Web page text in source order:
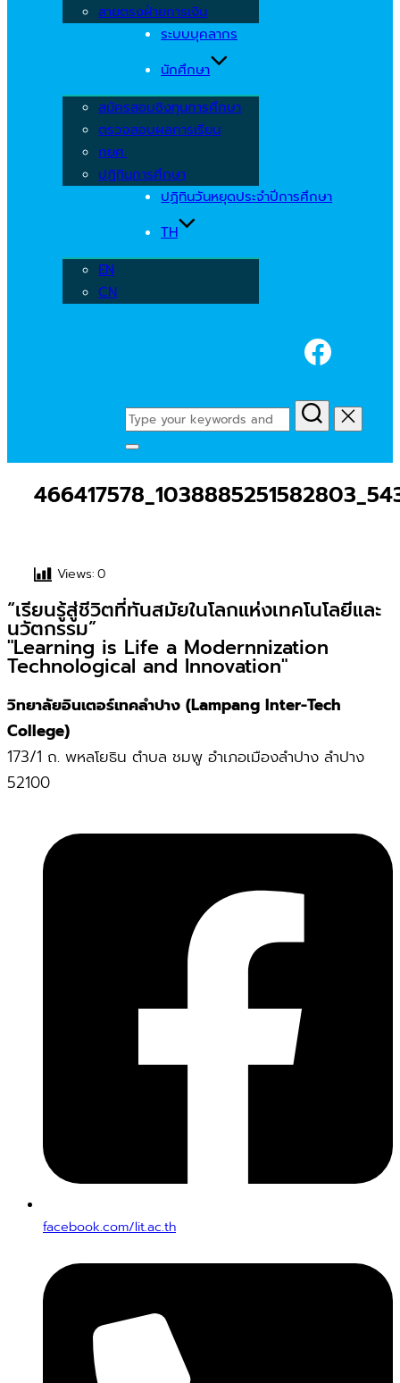
สายตรงฝ่ายการเงิน
ระบบบุคลากร
นักศึกษา
สมัครสอบชิงทุนการศึกษา
ตรวจสอบผลการเรียน
กยศ.
ปฏิทินการศึกษา
ปฏิทินวันหยุดประจำปีการศึกษา
TH
EN
CN
Search
for:
Toggle
&
navigation
Views:0
“เรียนรู้สู่ชีวิตที่ทันสมัยในโลกแห่งเทคโนโลยีและ
นวัตกรรม”
"Learning is Life a Modernnization
Technological and Innovation"
วิทยาลัยอินเตอร์เทคลำปาง (Lampang Inter-Tech
College)
173/1 ถ. พหลโยธิน ตำบล ชมพู อำเภอเมืองลำปาง ลำปาง
52100
facebook.com/lit.ac.th